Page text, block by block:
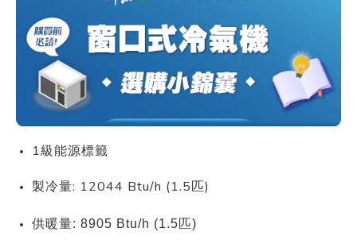
1級能源標籤
製冷量: 12044 Btu/h (1.5匹)
供暖量: 8905 Btu/h (1.5匹)